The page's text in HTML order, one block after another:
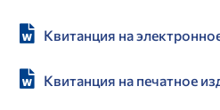
Квитанция на
Квитанция на печатное